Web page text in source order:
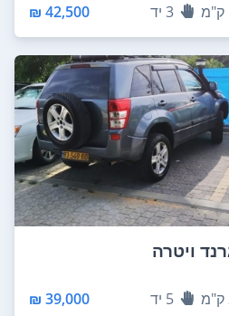
ק"מ 3 יד 42,500 ₪
ויטרה
ק"מ 5 יד 39,000 ₪